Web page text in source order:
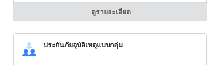
ดูรายละเอียด
ประกันภัยอุบัติเหตุแบบกลุ่ม